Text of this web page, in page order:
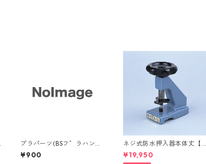
プラパーツ(BSフ゜ラハンマ
ー用)13mm <１個>【ART17
901】
¥900
ネジ式防水押入器本体丈【A
RT46610】
¥19,950